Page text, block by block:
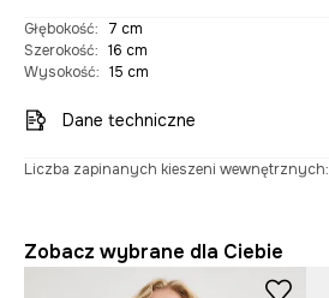
Głębokość:
7 cm
Szerokość: 16 cm
Wysokość: 15 cm
Dane techniczne
Liczba zapinanych kieszeni wewnętrznych:
Zobacz wybrane dla Ciebie